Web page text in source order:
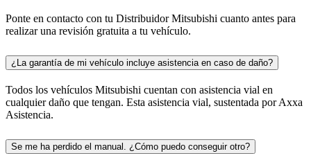
Ponte en contacto con tu Distribuidor Mitsubishi cuanto antes para
realizar una revisión gratuita a tu vehículo.
¿La garantía de mi vehículo incluye asistencia en caso de daño?
Todos los vehículos Mitsubishi cuentan con asistencia vial en
cualquier daño que tengan. Esta asistencia vial, sustentada por Axxa
Asistencia.
Se me ha perdido el manual. ¿Cómo puedo conseguir otro?